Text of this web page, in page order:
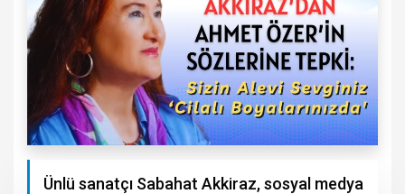
Ünlü sanatçı Sabahat Akkiraz, sosyal medya